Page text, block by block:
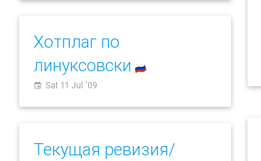
Хотплаг по
линуксовски 🇷🇺
event Sat 11 Jul '09
Текущая ревизия/